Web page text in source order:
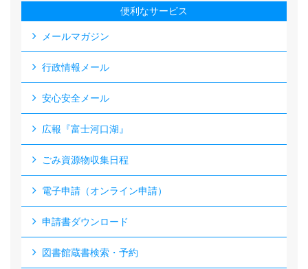
便利なサービス
メールマガジン
行政情報メール
安心安全メール
広報『富士河口湖』
ごみ資源物収集日程
電子申請（オンライン申請）
申請書ダウンロード
図書館蔵書検索・予約